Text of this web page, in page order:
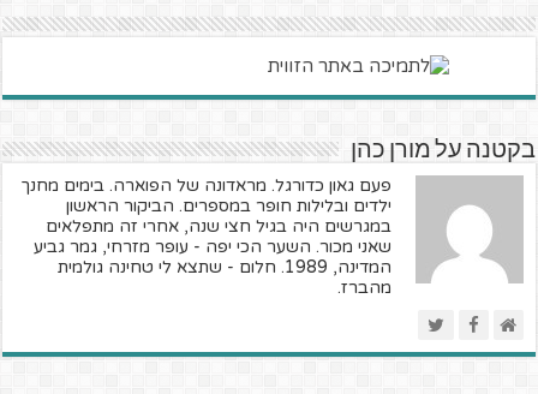
בקטנה על מורן כהן
פעם גאון כדורגל. מראדונה של הפוארה. בימים מחנך
ילדים ובלילות חופר במספרים. הביקור הראשון
במגרשים היה בגיל חצי שנה, אחרי זה מתפלאים
שאני מכור. השער הכי יפה - עופר מזרחי, גמר גביע
המדינה, 1989. חלום - שתצא לי טחינה גולמית
מהברז.